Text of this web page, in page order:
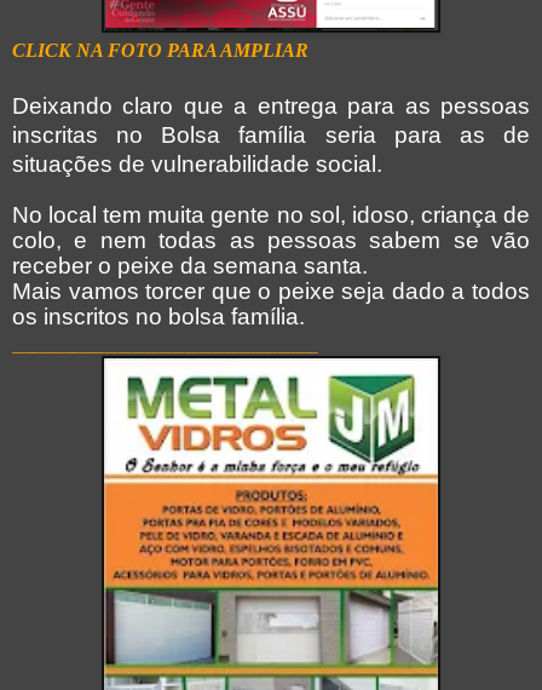
CLICK NA FOTO PARA AMPLIAR
Deixando claro que a entrega para as pessoas
inscritas no Bolsa família seria para as de
situações de vulnerabilidade social.
No local tem muita gente no sol, idoso, criança de
colo, e nem todas as pessoas sabem se vão
receber o peixe da semana santa.
Mais vamos torcer que o peixe seja dado a todos
os inscritos no bolsa família.